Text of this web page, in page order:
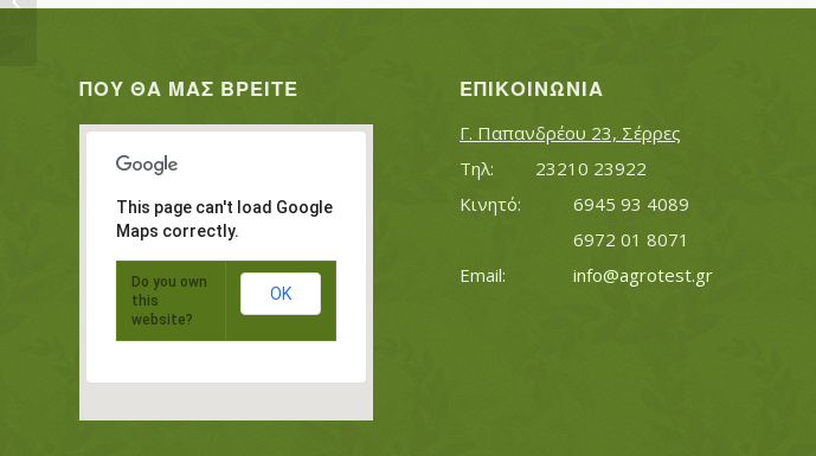
ΠΟΥ ΘΑ ΜΑΣ ΒΡΕΊΤΕ
This page can't load Google
Maps correctly.
Do you own
this
website?
OK
ΕΠΙΚΟΙΝΩΝΊΑ
Γ. Παπανδρέου 23, Σέρρες
Τηλ:		23210 23922
Κινητό:		6945 93 4089
			6972 01 8071
info@agrotest.gr